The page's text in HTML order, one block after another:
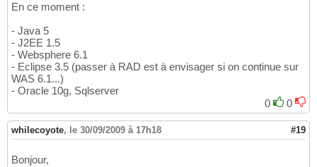
En ce moment :
- Java 5
- J2EE 1.5
- Websphere 6.1
- Eclipse 3.5 (passer à RAD est à envisager si on continue sur
WAS 6.1...)
- Oracle 10g, Sqlserver
0
0
whilecoyote, le 30/09/2009 à 17h18 #19
Bonjour,